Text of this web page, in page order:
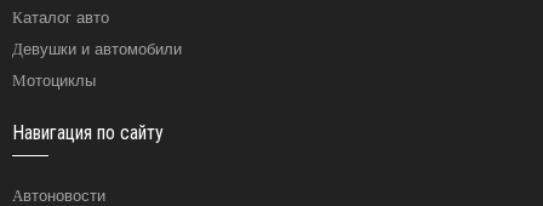
Каталог авто
Девушки и автомобили
Мотоциклы
Навигация по сайту
Автоновости